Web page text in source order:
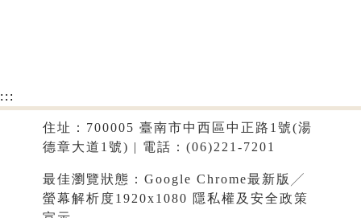
:::
住址：700005 臺南市中西區中正路1號(湯
德章大道1號) | 電話：(06)221-7201
最佳瀏覽狀態：Google Chrome最新版╱
螢幕解析度1920x1080 隱私權及安全政策